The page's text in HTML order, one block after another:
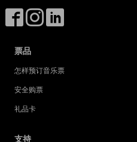
票品
怎样预订音乐票
安全购票
礼品卡
支持